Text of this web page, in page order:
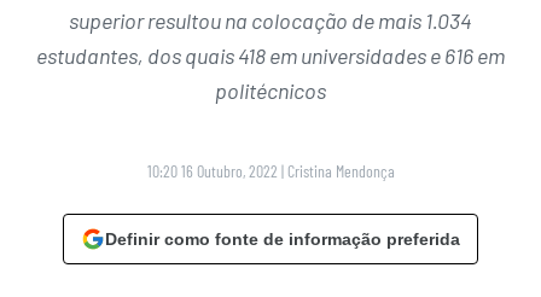
superior resultou na colocação de mais 1.034
estudantes, dos quais 418 em universidades e 616 em
politécnicos
10:20 16 Outubro, 2022 | Cristina Mendonça
Definir como fonte de informação preferida